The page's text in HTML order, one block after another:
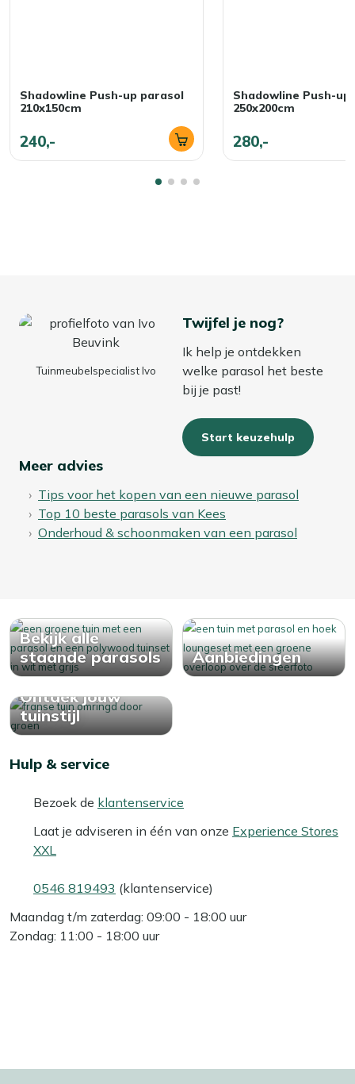
Shadowline Push-up parasol
210x150cm
240,-
Shadowline Push-up
250x200cm
280,-
Tuinmeubelspecialist Ivo
Twijfel je nog?
Ik help je ontdekken
welke parasol het beste
bij je past!
Start keuzehulp
Meer advies
Tips voor het kopen van een nieuwe parasol
Top 10 beste parasols van Kees
Onderhoud & schoonmaken van een parasol
Bekijk alle
staande parasols
Aanbiedingen
Ontdek jouw
tuinstijl
Hulp & service
Bezoek de klantenservice
Laat je adviseren in één van onze Experience Stores
XXL
0546 819493 (klantenservice)
Maandag t/m zaterdag: 09:00 - 18:00 uur
Zondag: 11:00 - 18:00 uur